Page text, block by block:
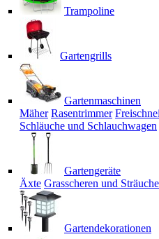
Trampoline
Gartengrills
Gartenmaschinen
Mäher Rasentrimmer
Schläuche und Schlauchwagen
Gartengeräte
Äxte Grasscheren und
Gartendekorationen